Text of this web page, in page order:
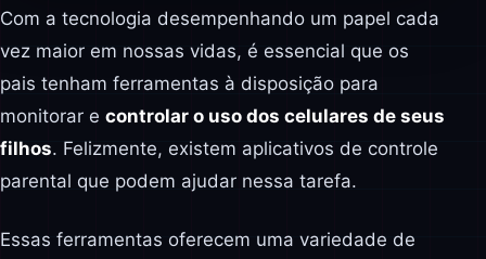
Com a tecnologia desempenhando um papel cada
vez maior em nossas vidas, é essencial que os
pais tenham ferramentas à disposição para
monitorar e controlar o uso dos celulares de seus
filhos. Felizmente, existem aplicativos de controle
parental que podem ajudar nessa tarefa.
Essas ferramentas oferecem uma variedade de